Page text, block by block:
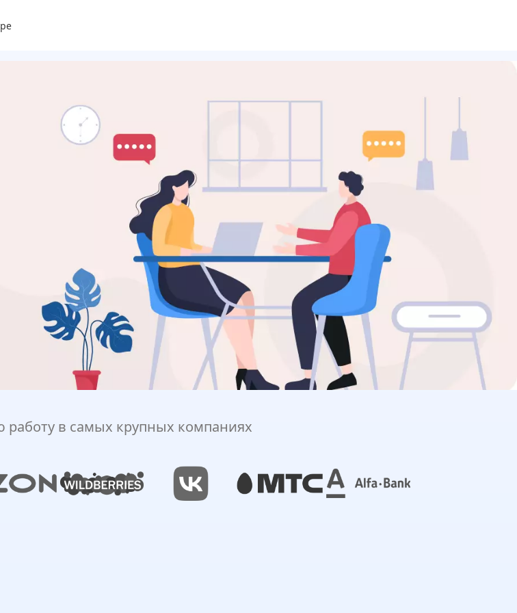
работу в самых крупных компаниях